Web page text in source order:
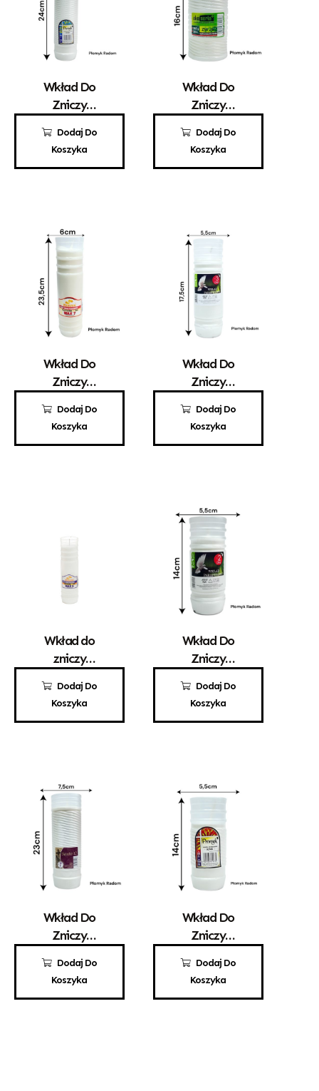
Dodaj Do
Koszyka
Wkład Do
Zniczy
Promyk 6
6,20 zł
Dodaj Do
Koszyka
Wkład Do
Zniczy
EKO ZW 26
5,30 zł
Dodaj Do
Koszyka
Wkład Do
Zniczy
Kerzen WAX 7
8,80 zł
Dodaj Do
Koszyka
Wkład Do
Zniczy
Aura A3
3,40 zł
Dodaj Do
Koszyka
Wkład do
zniczy
Kerzen MAX 6
6,60 zł
Dodaj Do
Koszyka
Wkład Do
Zniczy
Aura A2
2,70 zł
Dodaj Do
Koszyka
Wkład Do
Zniczy
Santo 12
10,80 zł
Dodaj Do
Koszyka
Wkład Do
Zniczy
Promyk 2
2,80 zł